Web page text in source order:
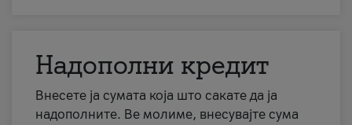
Надополни кредит
Внесете ја сумата која што сакате да ја
надополните. Ве молиме, внесувајте сума